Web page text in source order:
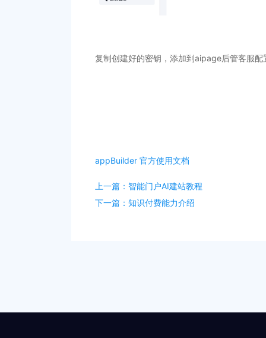
复制创建好的密钥，添加到aipage后管客服
appBuilder 官方使用文档
上一篇：智能门户AI建站教程
下一篇：知识付费能力介绍